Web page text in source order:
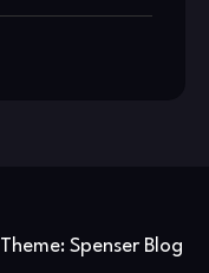
Theme: Spenser Blog